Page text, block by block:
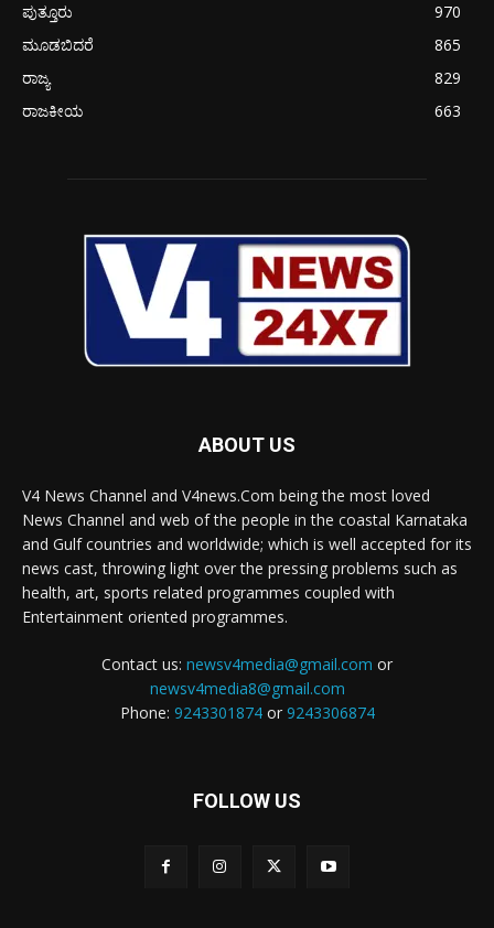
ಪುತ್ತೂರು
970
ಮೂಡಬಿದರೆ
865
ರಾಜ್ಯ
829
ರಾಜಕೀಯ
663
ABOUT US
V4 News Channel and V4news.Com being the most loved
News Channel and web of the people in the coastal Karnataka
and Gulf countries and worldwide; which is well accepted for its
news cast, throwing light over the pressing problems such as
health, art, sports related programmes coupled with
Entertainment oriented programmes.
Contact us: newsv4media@gmail.com or
newsv4media8@gmail.com
Phone: 9243301874or 9243306874
FOLLOW US